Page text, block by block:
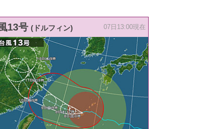
13号 (ドルフィン) 07日13:00現在